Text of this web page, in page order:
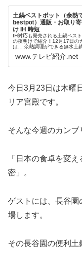
土鍋ベストポット（余熱
bestpot）通販・お取り
け IH 時短
IH対応も発売される土鍋ベス
の夜明けで紹介！12月17日の
は… 余熱調理ができる無水土
作所×...
www.テレビ紹介.net
今日3月23日は木曜
リア宮殿です。
そんな今週のカン
「日本の食卓を変
密」。
ゲストには、長谷園
場します。
その長谷園の便利